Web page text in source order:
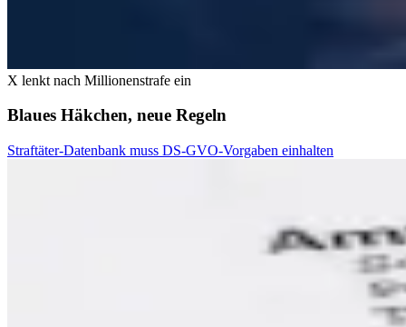
X lenkt nach Millionenstrafe ein
Blaues Häkchen, neue Regeln
Straftäter-Datenbank muss DS-GVO-Vorgaben einhalten